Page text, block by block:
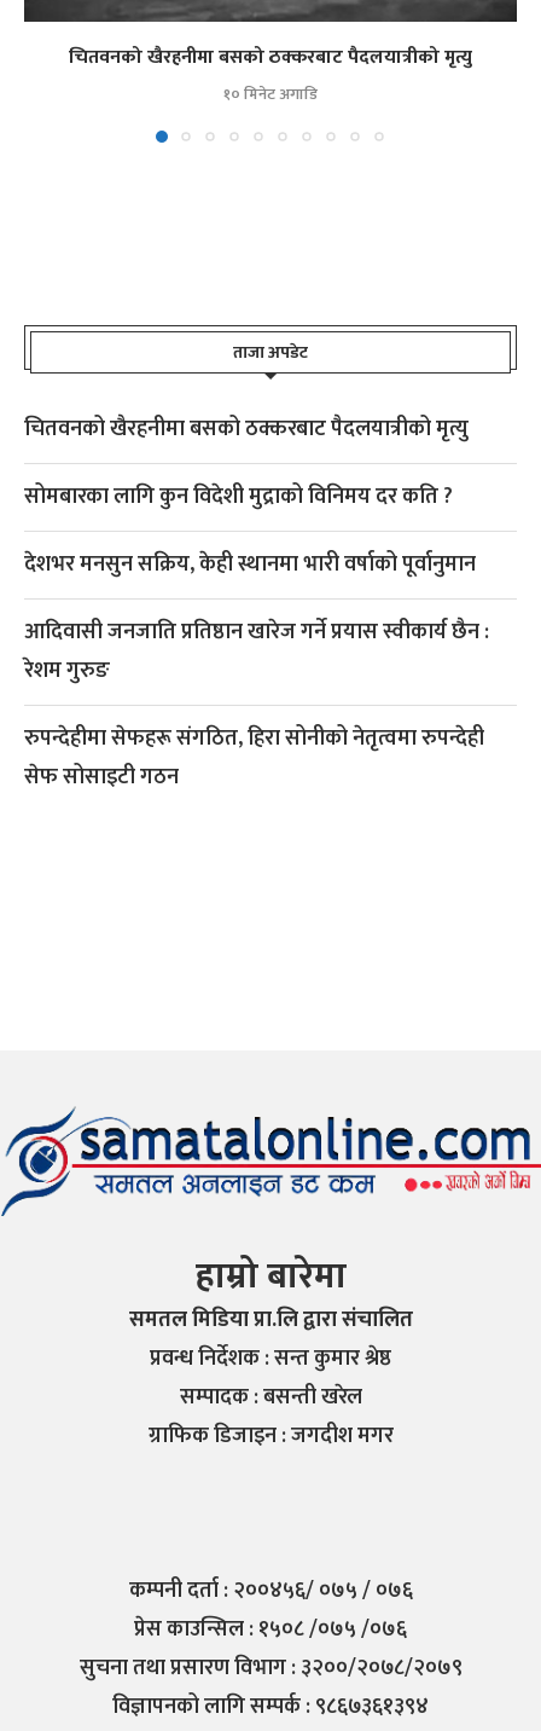
चितवनको खैरहनीमा बसको ठक्करबाट पैदलयात्रीको मृत्यु
१० मिनेट अगाडि
ताजा अपडेट
चितवनको खैरहनीमा बसको ठक्करबाट पैदलयात्रीको मृत्यु
सोमबारका लागि कुन विदेशी मुद्राको विनिमय दर कति ?
देशभर मनसुन सक्रिय, केही स्थानमा भारी वर्षाको पूर्वानुमान
आदिवासी जनजाति प्रतिष्ठान खारेज गर्ने प्रयास स्वीकार्य छैन :
रेशम गुरुङ
रुपन्देहीमा सेफहरू संगठित, हिरा सोनीको नेतृत्वमा रुपन्देही
सेफ सोसाइटी गठन
हाम्रो बारेमा
समतल मिडिया प्रा.लि द्वारा संचालित
प्रवन्ध निर्देशक : सन्त कुमार श्रेष्ठ
सम्पादक : बसन्ती खरेल
ग्राफिक डिजाइन : जगदीश मगर
कम्पनी दर्ता : २००४५६/ ०७५ / ०७६
प्रेस काउन्सिल : १५०८ /०७५ /०७६
सुचना तथा प्रसारण विभाग : ३२००/२०७८/२०७९
विज्ञापनको लागि सम्पर्क : ९८६७३६१३९४